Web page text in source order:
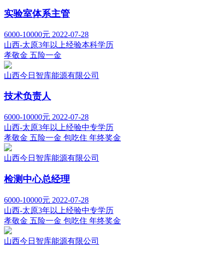
实验室体系主管
6000-10000元 2022-07-28
山西-太原3年以上经验本科学历
孝敬金 五险一金
山西今日智库能源有限公司
技术负责人
6000-10000元 2022-07-28
山西-太原3年以上经验中专学历
孝敬金 五险一金 包吃住 年终奖金
山西今日智库能源有限公司
检测中心总经理
6000-10000元 2022-07-28
山西-太原3年以上经验中专学历
孝敬金 五险一金 包吃住 年终奖金
山西今日智库能源有限公司